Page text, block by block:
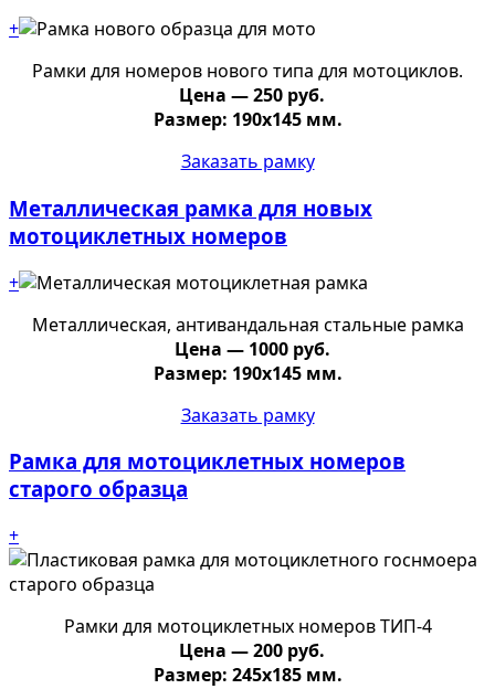
+
Рамки для номеров нового типа для мотоциклов.
Цена — 250 руб.
Размер: 190х145 мм.
Заказать рамку
Металлическая рамка для новых
мотоциклетных номеров
+
Металлическая, антивандальная стальные рамка
Цена — 1000 руб.
Размер: 190х145 мм.
Заказать рамку
Рамка для мотоциклетных номеров
старого образца
+
Рамки для мотоциклетных номеров ТИП-4
Цена — 200 руб.
Размер: 245х185 мм.